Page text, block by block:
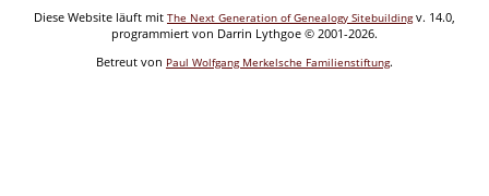
Diese Website läuft mit The Next Generation of Genealogy Sitebuildingv. 14.0,
programmiert von Darrin Lythgoe © 2001-2026.
Betreut von Paul Wolfgang Merkelsche Familienstiftung.